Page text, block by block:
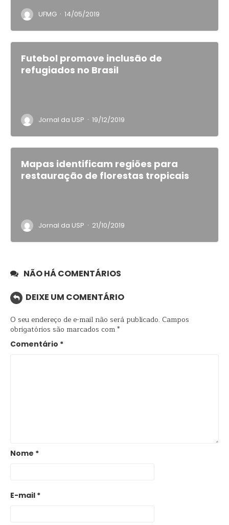
UFMG · 14/05/2019
Futebol promove inclusão de
refugiados no Brasil
Jornal da USP · 19/12/2019
Mapas identificam regiões para
restauração de florestas tropicais
Jornal da USP · 21/10/2019
NÃO HÁ COMENTÁRIOS
DEIXE UM COMENTÁRIO
O seu endereço de e-mail não será publicado. Campos
obrigatórios são marcados com*
Comentário *
Nome *
E-mail *